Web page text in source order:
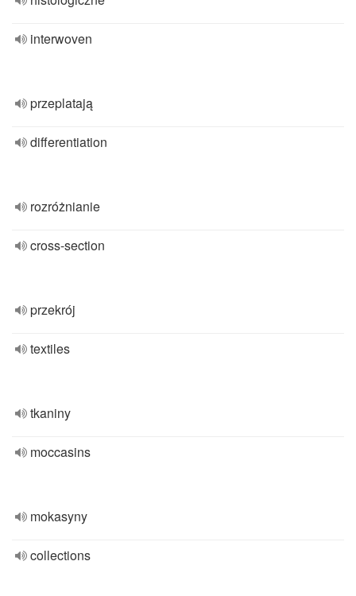
interwoven
przeplatają
differentiation
rozróżnianie
cross-section
przekrój
textiles
tkaniny
moccasins
mokasyny
collections